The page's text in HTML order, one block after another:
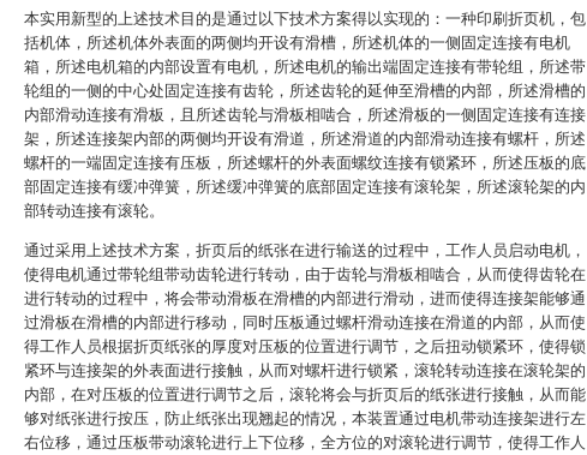
本实用新型的上述技术目的是通过以下技术方案得以实现的：一种印刷折页机，包
括机体，所述机体外表面的两侧均开设有滑槽，所述机体的一侧固定连接有电机
箱，所述电机箱的内部设置有电机，所述电机的输出端固定连接有带轮组，所述带
轮组的一侧的中心处固定连接有齿轮，所述齿轮的延伸至滑槽的内部，所述滑槽的
内部滑动连接有滑板，且所述齿轮与滑板相啮合，所述滑板的一侧固定连接有连接
架，所述连接架内部的两侧均开设有滑道，所述滑道的内部滑动连接有螺杆，所述
螺杆的一端固定连接有压板，所述螺杆的外表面螺纹连接有锁紧环，所述压板的底
部固定连接有缓冲弹簧，所述缓冲弹簧的底部固定连接有滚轮架，所述滚轮架的内
部转动连接有滚轮。
通过采用上述技术方案，折页后的纸张在进行输送的过程中，工作人员启动电机，
使得电机通过带轮组带动齿轮进行转动，由于齿轮与滑板相啮合，从而使得齿轮在
进行转动的过程中，将会带动滑板在滑槽的内部进行滑动，进而使得连接架能够通
过滑板在滑槽的内部进行移动，同时压板通过螺杆滑动连接在滑道的内部，从而使
得工作人员根据折页纸张的厚度对压板的位置进行调节，之后扭动锁紧环，使得锁
紧环与连接架的外表面进行接触，从而对螺杆进行锁紧，滚轮转动连接在滚轮架的
内部，在对压板的位置进行调节之后，滚轮将会与折页后的纸张进行接触，从而能
够对纸张进行按压，防止纸张出现翘起的情况，本装置通过电机带动连接架进行左
右位移，通过压板带动滚轮进行上下位移，全方位的对滚轮进行调节，使得工作人